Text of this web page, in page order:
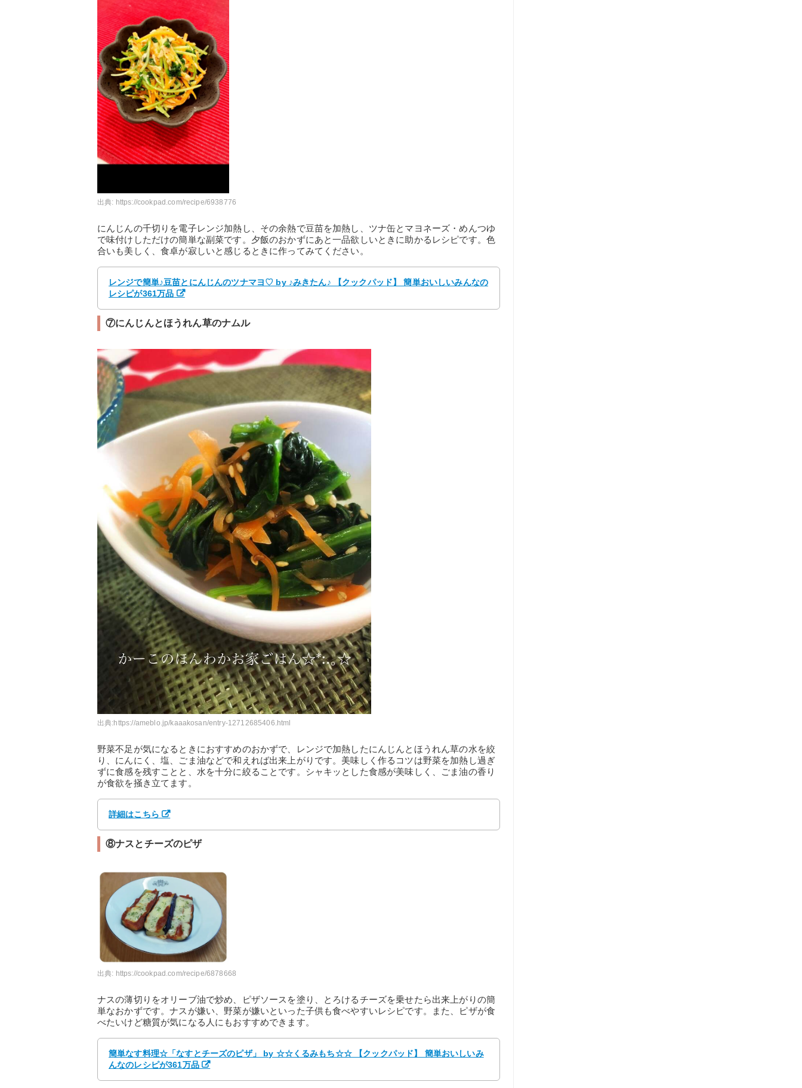
出典: https://cookpad.com/recipe/6938776
にんじんの千切りを電子レンジ加熱し、その余熱で豆苗を加熱し、ツナ缶とマヨネーズ・めんつゆ
で味付けしただけの簡単な副菜です。夕飯のおかずにあと一品欲しいときに助かるレシピです。色
合いも美しく、食卓が寂しいと感じるときに作ってみてください。
レンジで簡単♪豆苗とにんじんのツナマヨ♡ by ♪みきたん♪ 【クックパッド】 簡単おいしいみんなの
レシピが361万品
⑦にんじんとほうれん草のナムル
出典:https://ameblo.jp/kaaakosan/entry-12712685406.html
野菜不足が気になるときにおすすめのおかずで、レンジで加熱したにんじんとほうれん草の水を絞
り、にんにく、塩、ごま油などで和えれば出来上がりです。美味しく作るコツは野菜を加熱し過ぎ
ずに食感を残すことと、水を十分に絞ることです。シャキッとした食感が美味しく、ごま油の香り
が食欲を掻き立てます。
詳細はこちら
⑧ナスとチーズのピザ
出典: https://cookpad.com/recipe/6878668
ナスの薄切りをオリーブ油で炒め、ピザソースを塗り、とろけるチーズを乗せたら出来上がりの簡
単なおかずです。ナスが嫌い、野菜が嫌いといった子供も食べやすいレシピです。また、ピザが食
べたいけど糖質が気になる人にもおすすめできます。
簡単なす料理☆「なすとチーズのピザ」 by ☆☆くるみもち☆☆ 【クックパッド】 簡単おいしいみ
んなのレシピが361万品